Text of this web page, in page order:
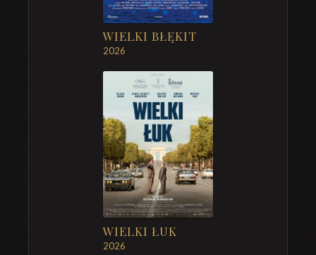
WIELKI BŁĘKIT
2026
WIELKI ŁUK
2026